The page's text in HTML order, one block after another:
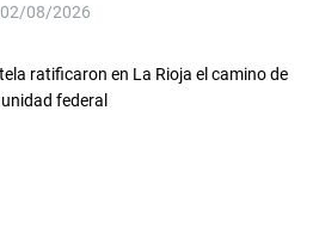
02/08/2026